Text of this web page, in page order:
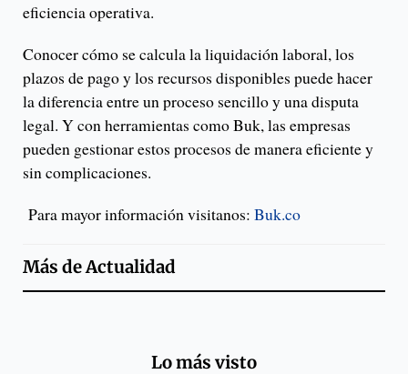
eficiencia operativa.
Conocer cómo se calcula la liquidación laboral, los
plazos de pago y los recursos disponibles puede hacer
la diferencia entre un proceso sencillo y una disputa
legal. Y con herramientas como Buk, las empresas
pueden gestionar estos procesos de manera eficiente y
sin complicaciones.
Para mayor información visitanos: Buk.co
Más deActualidad
Lo más visto